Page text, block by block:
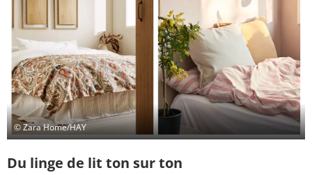
© Zara Home/HAY
Du linge de lit ton sur ton